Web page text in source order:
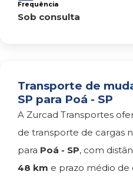
Frequência
Sob consulta
Transporte de
SP para Poá - SP
A Zurcad Transportes
de transporte de cargas
para Poá - SP, com
48 km e prazo médio de